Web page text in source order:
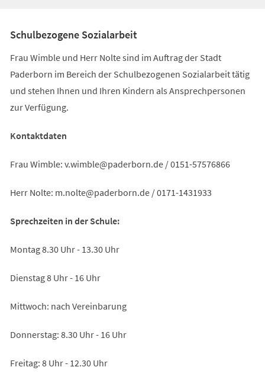
Schulbezogene Sozialarbeit
Frau Wimble und Herr Nolte sind im Auftrag der Stadt
Paderborn im Bereich der Schulbezogenen Sozialarbeit tätig
und stehen Ihnen und Ihren Kindern als Ansprechpersonen
zur Verfügung.
Kontaktdaten
Frau Wimble: v.wimble paderborn de/ 0151-57576866
Herr Nolte: m.nolte paderborn de/ 0171-1431933
Sprechzeiten in der Schule:
Montag 8.30 Uhr - 13.30 Uhr
Dienstag 8 Uhr - 16 Uhr
Mittwoch: nach Vereinbarung
Donnerstag: 8.30 Uhr - 16 Uhr
Freitag: 8 Uhr - 12.30 Uhr